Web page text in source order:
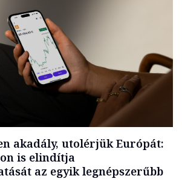
akadály, utolérjük Európát:
is elindítja
az egyik legnépszerűbb